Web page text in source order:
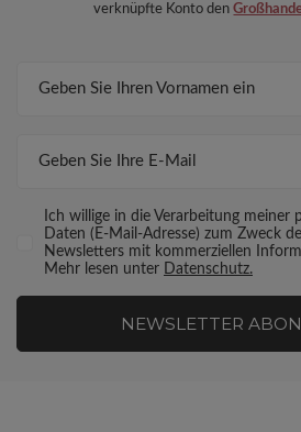
verknüpfte Konto den
Geben Sie Ihren Vornamen ein
Geben Sie Ihre E-Mail
Ich willige in die Verarbeitung meiner
Daten (E-Mail-Adresse) zum Zweck
Newsletters mit kommerziellen
Mehr lesen unter Datenschutz.
NEWSLETTER